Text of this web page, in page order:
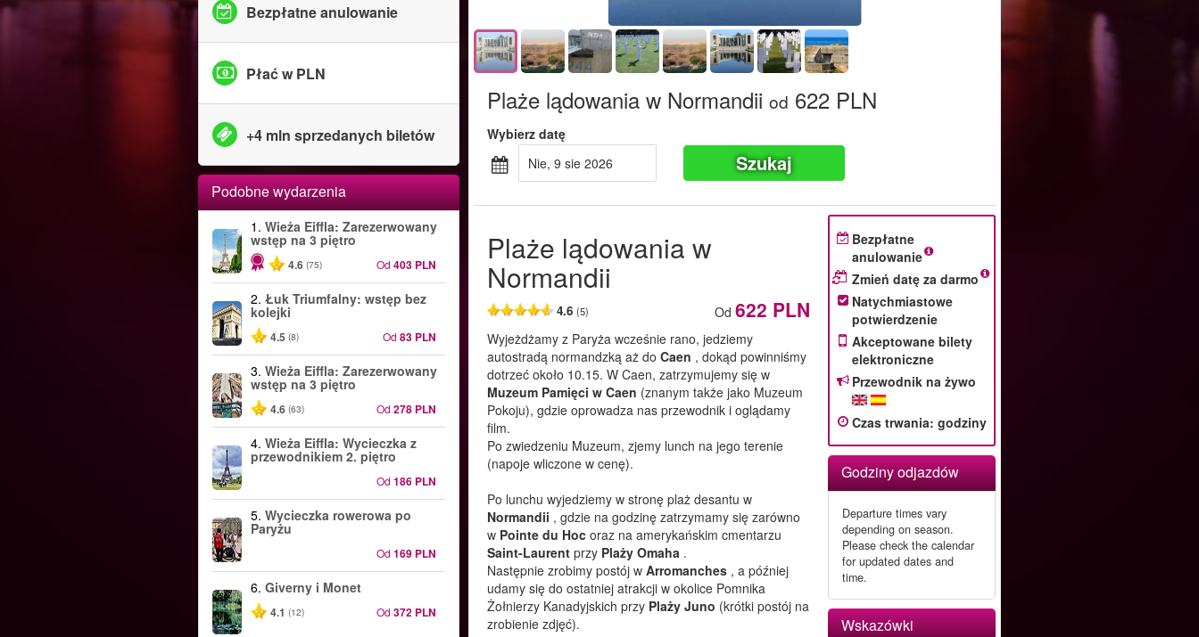
Bezpłatne anulowanie
Płać w PLN
+4 mln sprzedanych biletów
Podobne wydarzenia
1. Wieża Eiffla: Zarezerwowany
wstęp na 3 piętro
4.6 (75) Od 403 PLN
2. Łuk Triumfalny: wstęp bez
kolejki
4.5 (8) Od 83 PLN
3. Wieża Eiffla: Zarezerwowany
wstęp na 3 piętro
4.6 (63) Od 278 PLN
4. Wieża Eiffla: Wycieczka z
przewodnikiem 2. piętro
Od 186 PLN
5. Wycieczka rowerowa po
Paryżu
Od 169 PLN
6. Giverny i Monet
4.1 (12) Od 372 PLN
Plaże lądowania w Normandii od 622 PLN
Wybierz datę
nie, 9 sie 2026
Szukaj
Plaże lądowania w
Normandii
4.6(5) Od 622 PLN
Wyjeżdżamy z Paryża wcześnie rano, jedziemy
autostradą normandzką aż doCaen , dokąd powinniśmy
dotrzeć około 10.15. W Caen, zatrzymujemy się w
Muzeum Pamięci w Caen (znanym także jako Muzeum
Pokoju), gdzie oprowadza nas przewodnik i oglądamy
film.
Po zwiedzeniu Muzeum, zjemy lunch na jego terenie
(napoje wliczone w cenę).
Po lunchu wyjedziemy w stronę plaż desantu w
Normandii , gdzie na godzinę zatrzymamy się zarówno
w Pointe du Hocoraz na amerykańskim cmentarzu
Saint-Laurent przy Plaży Omaha .
Następnie zrobimy postój wArromanches , a później
udamy się do ostatniej atrakcji w okolice Pomnika
Żołnierzy Kanadyjskich przy Plaży Juno (krótki postój na
zrobienie zdjęć).
Bezpłatne
anulowanie
Zmień datę za darmo
Natychmiastowe
potwierdzenie
Akceptowane bilety
elektroniczne
Przewodnik na żywo
Czas trwania: godziny
Godziny odjazdów
Departure times vary
depending on season.
Please check the calendar
for updated dates and
time.
Wskazówki